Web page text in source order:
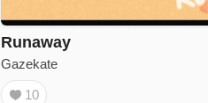
Runaway
Gazekate
10